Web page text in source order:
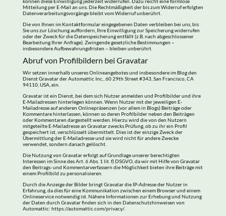
Mitteilung per E-Mail an uns. Die Rechtmäßigkeit der bis zum Widerruf erfolgten
Datenverarbeitungsvorgänge bleibt vom Widerruf unberührt.
Die von Ihnen im Kontaktformular eingegebenen Daten verbleiben bei uns, bis
Sie uns zur Löschung auffordern, Ihre Einwilligung zur Speicherung widerrufen
oder der Zweck für die Datenspeicherung entfällt (z.B. nach abgeschlossener
Bearbeitung Ihrer Anfrage). Zwingende gesetzliche Bestimmungen –
insbesondere Aufbewahrungsfristen – bleiben unberührt.
Abruf von Profilbildern bei Gravatar
Wir setzen innerhalb unseres Onlineangebotes und insbesondere im Blog den
Dienst Gravatar der Automattic Inc., 60 29th Street #343, San Francisco, CA
94110, USA, ein.
Gravatar ist ein Dienst, bei dem sich Nutzer anmelden und Profilbilder und ihre
E-Mailadressen hinterlegen können. Wenn Nutzer mit der jeweiligen E-
Mailadresse auf anderen Onlinepräsenzen (vor allem in Blogs) Beiträge oder
Kommentare hinterlassen, können so deren Profilbilder neben den Beiträgen
oder Kommentaren dargestellt werden. Hierzu wird die von den Nutzern
mitgeteilte E-Mailadresse an Gravatar zwecks Prüfung, ob zu ihr ein Profil
gespeichert ist, verschlüsselt übermittelt. Dies ist der einzige Zweck der
Übermittlung der E-Mailadresse und sie wird nicht für andere Zwecke
verwendet, sondern danach gelöscht.
Die Nutzung von Gravatar erfolgt auf Grundlage unserer berechtigten
Interessen im Sinne des Art. 6 Abs. 1 lit. f) DSGVO, da wir mit Hilfe von Gravatar
den Beitrags- und Kommentarverfassern die Möglichkeit bieten ihre Beiträge mit
einem Profilbild zu personalisieren.
Durch die Anzeige der Bilder bringt Gravatar die IP-Adresse der Nutzer in
Erfahrung, da dies für eine Kommunikation zwischen einem Browser und einem
Onlineservice notwendig ist. Nähere Informationen zur Erhebung und Nutzung
der Daten durch Gravatar finden sich in den Datenschutzhinweisen von
Automattic: https://automattic.com/privacy/.